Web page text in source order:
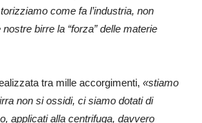
come fa l’industria, non
birre la “forza” delle materie
tra mille accorgimenti, «stiamo
non si ossidi, ci siamo dotati di
applicati alla centrifuga, davvero